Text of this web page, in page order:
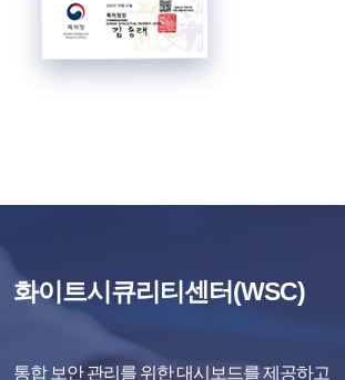
화이트시큐리티센터(WSC)
통합 보안 관리를 위한 대시보드를 제공하고